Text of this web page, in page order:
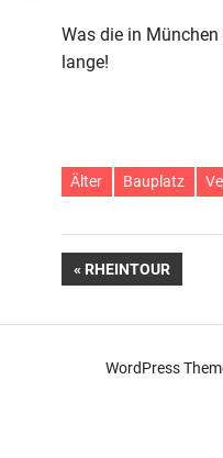
Was die in
lange!
Älter Bauplatz
VORHERIGER
RHEINTOUR
WordPress